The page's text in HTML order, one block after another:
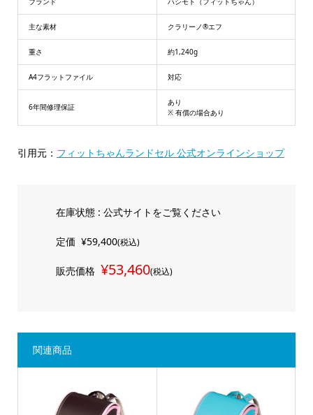
主な素材 クラリーノ®エフ
重さ 約1,240g
A4フラットファイル 対応
6年間修理保証
あり
※ 有償の場合あり
引用元： フィットちゃんランドセル 公式オンラインショップ
在庫状態 : 公式サイトをご覧ください
定価 ¥59,400(税込)
販売価格 ¥53,460(税込)
関連商品